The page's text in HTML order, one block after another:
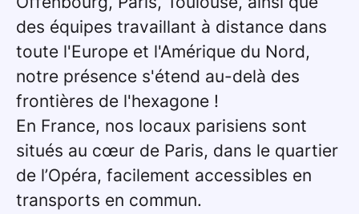
des équipes travaillant à distance dans
toute l'Europe et l'Amérique du Nord,
notre présence s'étend au-delà des
frontières de l'hexagone !
En France, nos locaux parisiens sont
situés au cœur de Paris, dans le quartier
de l’Opéra, facilement accessibles en
transports en commun.